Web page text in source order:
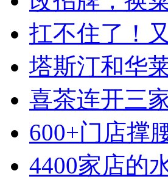
扛不住了！
塔斯汀和华
喜茶连开三
600+门店撑
4400家店的